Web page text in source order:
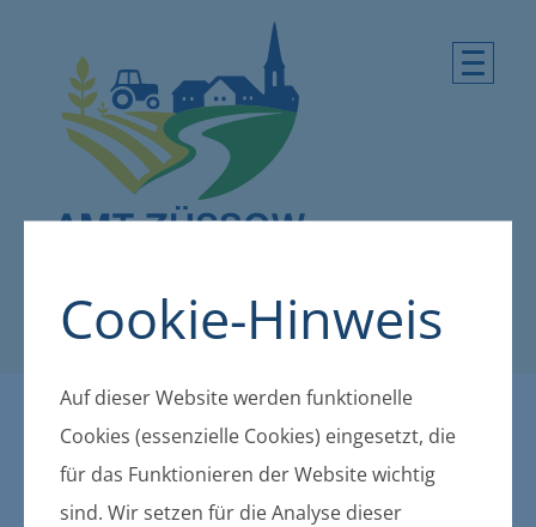
Cookie-Hinweis
Auf dieser Website werden funktionelle
Cookies (essenzielle Cookies) eingesetzt, die
für das Funktionieren der Website wichtig
sind. Wir setzen für die Analyse dieser
Flächennutzungsplan Züss
ow - 2. Änderung